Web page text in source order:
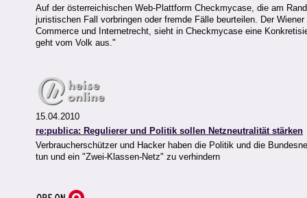
Auf der österreichischen Web-Plattform Checkmycase, die am
juristischen Fall vorbringen oder fremde Fälle beurteilen. Der
Commerce und Internetrecht, sieht in Checkmycase eine
geht vom Volk aus."
15.04.2010
re:publica: Regulierer und Politik sollen Netzneutralität stärken
Verbraucherschützer und Hacker haben die Politik und die
tun und ein "Zwei-Klassen-Netz" zu verhindern